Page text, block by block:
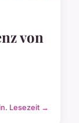
von
Lesezeit →